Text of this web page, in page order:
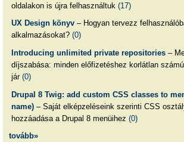
oldalakon is újra felhasználtuk (17)
UX Design könyv– Hogyan tervezz
alkalmazásokat? (0)
Introducing unlimited private repositories–
díjszabása: minden előfizetéshez korlátlan
jár (0)
Drupal 8 Twig: add custom CSS classes to
name)– Saját elképzeléseink szerinti CSS
hozzáadása a Drupal 8 menüihez (0)
tovább»